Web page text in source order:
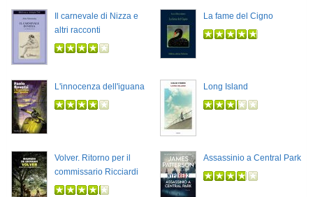
Il carnevale di Nizza e
altri racconti
La fame del Cigno
L'innocenza dell'iguana Long Island
Volver. Ritorno per il
commissario Ricciardi
Assassinio a Central Park